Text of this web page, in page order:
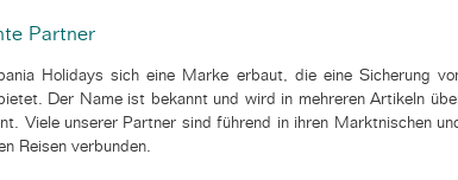
Partner
Holidays sich eine Marke erbaut, die eine Sicherung
Der Name ist bekannt und wird in mehreren Artikeln
Viele unserer Partner sind führend in ihren Marktnischen
Reisen verbunden.